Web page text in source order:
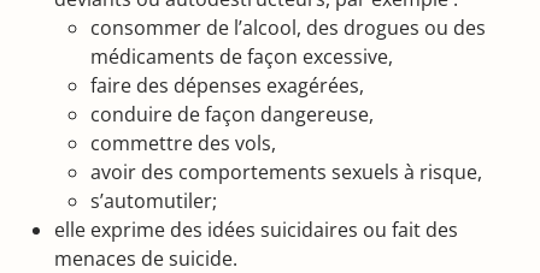
consommer de l’alcool, des drogues ou des
médicaments de façon excessive,
faire des dépenses exagérées,
conduire de façon dangereuse,
commettre des vols,
avoir des comportements sexuels à risque,
s’automutiler;
elle exprime des idées suicidaires ou fait des
menaces de suicide.